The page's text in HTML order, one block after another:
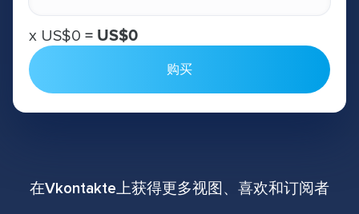
х US$0 = US$0
购买
在Vkontakte上获得更多视图、喜欢和订阅者